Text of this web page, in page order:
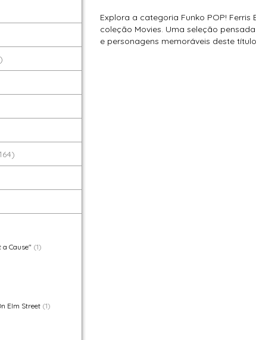
a Cause" (1)
Elm Street (1)
Explora a categoria Funko POP!
coleção Movies. Uma seleção
e personagens memoráveis deste